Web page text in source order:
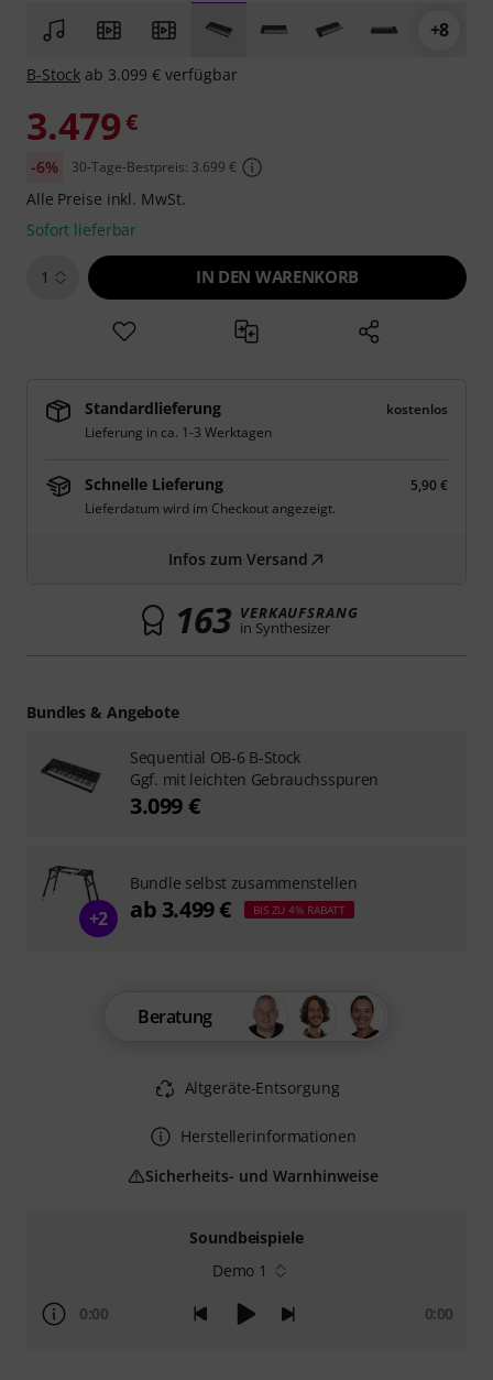
+8
Soundbeispiele
Demo 1
0:00 0:00
B-Stock ab 3.099 € verfügbar
3.479€
-6% 30-Tage-Bestpreis: 3.699 €
Alle Preise inkl. MwSt.
Sofort lieferbar
1 IN DEN WARENKORB
Standardlieferung
kostenlos
Lieferung in ca. 1-3 Werktagen
Schnelle Lieferung
5,90 €
Lieferdatum wird im Checkout angezeigt.
Infos zum Versand
163 VERKAUFSRANG
in Synthesizer
Beratung
Altgeräte-Entsorgung
Herstellerinformationen
Sicherheits- und Warnhinweise
Bundles & Angebote
Sequential OB-6 B-Stock
Ggf. mit leichten Gebrauchsspuren
3.099 €
+2
Bundle selbst zusammenstellen
ab 3.499 € BIS ZU 4% RABATT